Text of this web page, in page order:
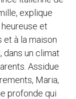
explique
et
et à la maison
dans un climat
Assidue
Maria,
profonde qui